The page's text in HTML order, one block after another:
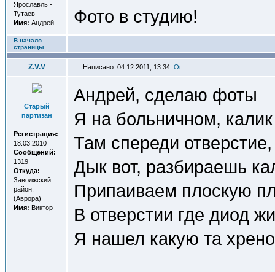
Ярославль -
Тутаев
Имя: Андрей Фото в студию!
В начало
страницы
Z.V.V Написано: 04.12.2011, 13:34
Старый
партизан
Регистрация:
18.03.2010
Сообщений:
1319
Откуда:
Заволжский
район.
(Аврора)
Имя: Виктор
Андрей, сделаю фоты
Я на больничном,
Там спереди
Дык вот, разбираешь
Припаиваем плоскую
В отверстии где диод
Я нашел какую та